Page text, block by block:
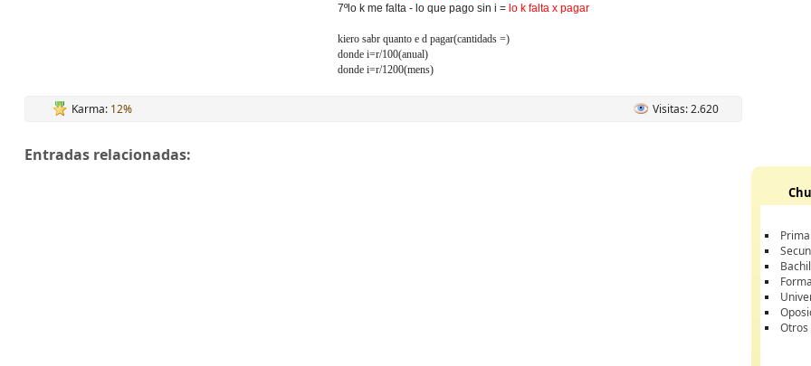
7ºlo k me falta - lo que pago sin i = lo k falta x pagar
kiero sabr quanto e d pagar(cantidads =)
donde i=r/100(anual)
donde i=r/1200(mens)
Karma: 12% Visitas: 2.620
Entradas relacionadas:
Otros